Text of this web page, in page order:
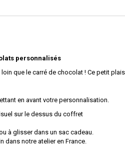
personnalisés
que le carré de chocolat ! Ce petit
en avant votre personnalisation.
sur le dessus du coffret
à glisser dans un sac cadeau.
dans notre atelier en France.